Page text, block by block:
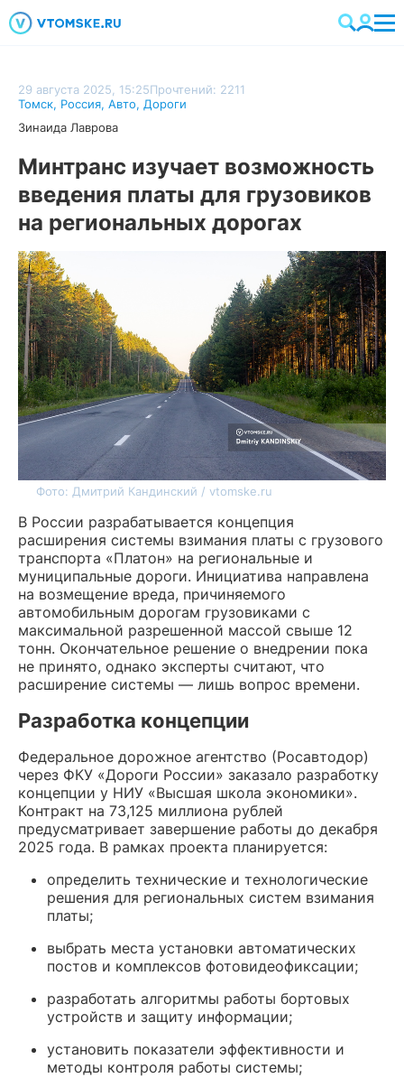
29 августа 2025, 15:25Прочтений: 2211
Томск, Россия, Авто, Дороги
Зинаида Лаврова
Минтранс изучает возможность
введения платы для грузовиков
на региональных дорогах
Фото: Дмитрий Кандинский / vtomske.ru
В России разрабатывается концепция
расширения системы взимания платы с грузового
транспорта «Платон» на региональные и
муниципальные дороги. Инициатива направлена
на возмещение вреда, причиняемого
автомобильным дорогам грузовиками с
максимальной разрешенной массой свыше 12
тонн. Окончательное решение о внедрении пока
не принято, однако эксперты считают, что
расширение системы — лишь вопрос времени.
Разработка концепции
Федеральное дорожное агентство (Росавтодор)
через ФКУ «Дороги России» заказало разработку
концепции у НИУ «Высшая школа экономики».
Контракт на 73,125 миллиона рублей
предусматривает завершение работы до декабря
2025 года. В рамках проекта планируется:
определить технические и технологические
решения для региональных систем взимания
платы;
выбрать места установки автоматических
постов и комплексов фотовидеофиксации;
разработать алгоритмы работы бортовых
устройств и защиту информации;
установить показатели эффективности и
методы контроля работы системы;